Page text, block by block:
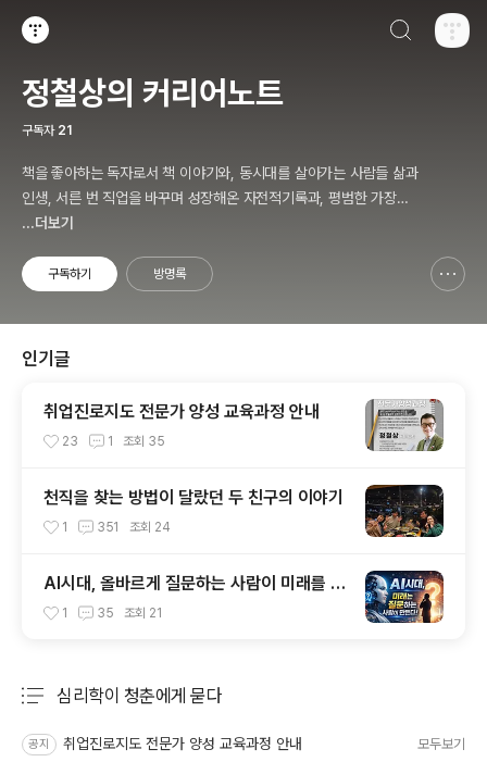
정철상의 커리어노트
구독자 21
책을 좋아하는 독자로서 책 이야기와, 동시대를 살아가는 사람들 삶과
인생, 서른 번 직업을 바꾸며 성장해온 자전적기록과, 평범한 가장으
로 살면서 겪고 느낀 삶의 소소한 에피소드를 전한다. 젊은이들의 고
교수의 인생수업
...더보기
구독하기 방명록
인기글
취업진로지도 전문가 양성 교육과정 안내
23 1 조회 35
천직을 찾는 방법이 달랐던 두 친구의 이야기
1 351 조회 24
AI시대, 올바르게 질문하는 사람이 미래를 주
도 1 35 조회 21
심리학이 청춘에게 묻다
공지 취업진로지도 전문가 양성 교육과정 안내 모두보기